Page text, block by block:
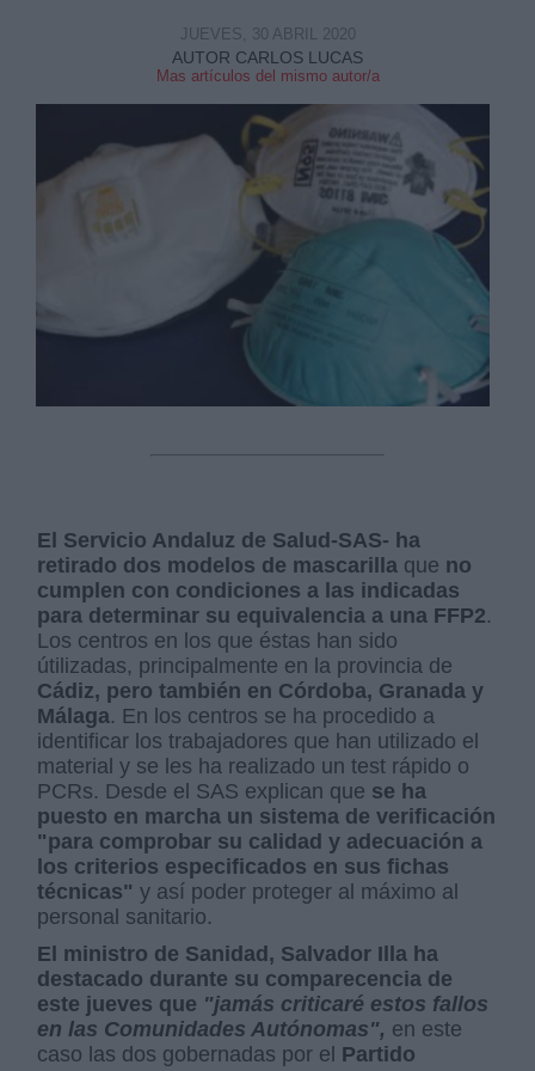
AUTOR CARLOS LUCAS
Mas artículos del mismo autor/a
JUEVES, 30 ABRIL 2020
El Servicio Andaluz de Salud-SAS- ha
retirado dos modelos de mascarilla que no
cumplen con condiciones a las indicadas
para determinar su equivalencia a una FFP2.
Los centros en los que éstas han sido
útilizadas, principalmente en la provincia de
Cádiz, pero también en Córdoba, Granada y
Málaga. En los centros se ha procedido a
identificar los trabajadores que han utilizado el
material y se les ha realizado un test rápido o
PCRs. Desde el SAS explican que se ha
puesto en marcha un sistema de verificación
"para comprobar su calidad y adecuación a
los criterios especificados en sus fichas
técnicas" y así poder proteger al máximo al
personal sanitario.
El ministro de Sanidad, Salvador Illa ha
destacado durante su comparecencia de
este jueves que "jamás criticaré estos fallos
en las Comunidades Autónomas", en este
caso las dos gobernadas por el Partido